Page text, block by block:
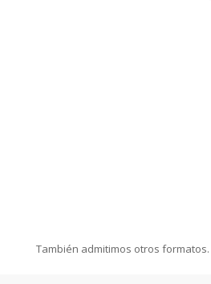
También admitimos otros formatos.